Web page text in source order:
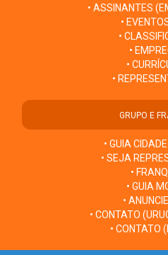
• ASSINANTES
•
•
•
•
•
GRUPO E
• GUIA
• SEJA
•
• GUIA
•
• CONTATO
• CONTATO